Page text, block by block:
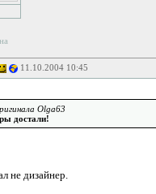
11.10.2004 10:45
Olga63
достали!
не дизайнер.